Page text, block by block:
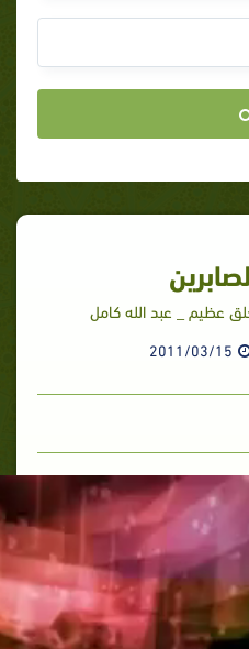
عظيم _ عبد الله كامل
2011/03/15